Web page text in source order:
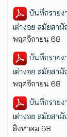
บันทึกรายง
เต่างอย สมัยสา
พฤศจิกายน 68
บันทึกรายง
เต่างอย สมัยสา
พฤศจิกายน 68
บันทึกรายง
เต่างอย สมัยสา
สิงหาคม 68